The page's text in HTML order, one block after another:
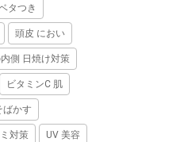
タつき
頭皮 におい
側 日焼け対策
ビタミンC 肌
ばかす
対策 UV 美容